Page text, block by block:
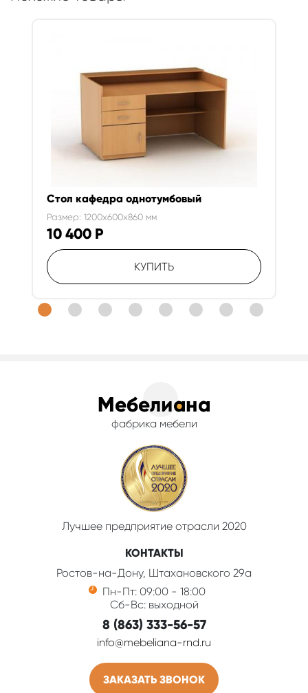
Стол кафедра однотумбовый
Размер: 1200x600x860 мм
10 400 Р
КУПИТЬ
фабрика мебели
Лучшее предприятие отрасли 2020
КОНТАКТЫ
Ростов-на-Дону, Штахановского 29а
Пн-Пт: 09:00 - 18:00
Сб-Вс: выходной
8 (863) 333-56-57
info@mebeliana-rnd.ru
ЗАКАЗАТЬ ЗВОНОК